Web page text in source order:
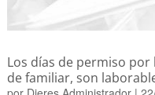
Los días de permiso
de familiar, son